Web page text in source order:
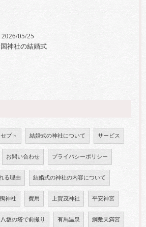
2026/05/25
神社の結婚式
プト 結婚式の神社について サービス
お問い合わせ プライバシーポリシー
る理由 結婚式の神社の内容について
神社 費用 上賀茂神社 平安神宮
八坂の塔で前撮り 有馬温泉 綱敷天満宮